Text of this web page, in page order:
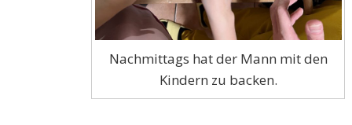
Nachmittags hat der Mann mit den
Kindern zu backen.